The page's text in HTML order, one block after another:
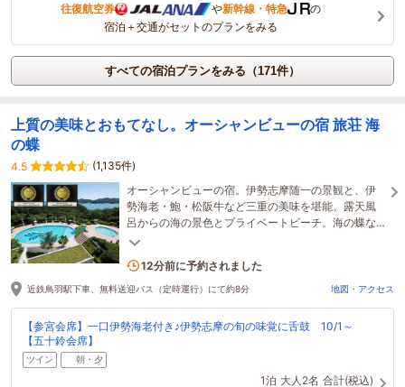
往復航空券 や新幹線・特急
の
宿泊＋交通がセットのプランをみる
すべての宿泊プランをみる（171件）
上質の美味とおもてなし。オーシャンビューの宿 旅荘 海
の蝶
4.5
(1,135件)
オーシャンビューの宿。伊勢志摩随一の景観と、伊
勢海老・鮑・松阪牛など三重の美味を堪能。露天風
呂からの海の景色とプライベートビーチ。海の蝶な
らではの上質な寛ぎの時間をお過ごしください。
6名がこの宿を見ています
12分前に予約されました
近鉄鳥羽駅下車、無料送迎バス（定時運行）にて約8分 地図・アクセス
【参宮会席】一口伊勢海老付き♪伊勢志摩の旬の味覚に舌鼓 10/1～
【五十鈴会席】
ツイン 朝・夕
1泊 大人2名 合計(税込)